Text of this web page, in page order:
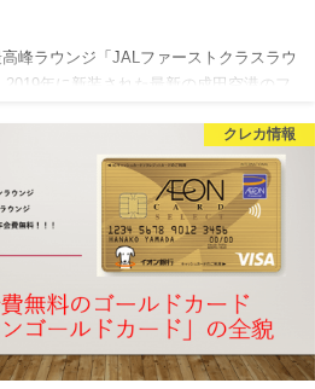
峰ラウンジ「JALファーストクラスラウ
2019年に新装された最新の成田空港のフ
などなど未知なる空港が広がっている。
クレカ情報